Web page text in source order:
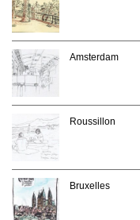
Amsterdam
Roussillon
Bruxelles